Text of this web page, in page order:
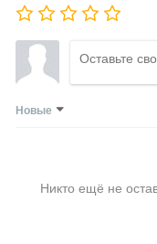
Новые
Никто ещё не